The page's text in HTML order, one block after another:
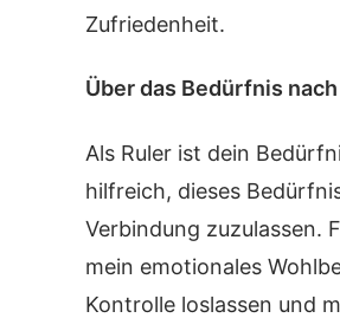
Zufriedenheit.
Über das Bedürfnis
Als Ruler ist dein
hilfreich, dieses
Verbindung zuzulassen.
mein emotionales
Kontrolle loslassen und